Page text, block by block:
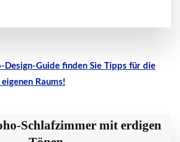
Design-Guide finden Sie Tipps für die
Raums!
Schlafzimmer mit erdigen